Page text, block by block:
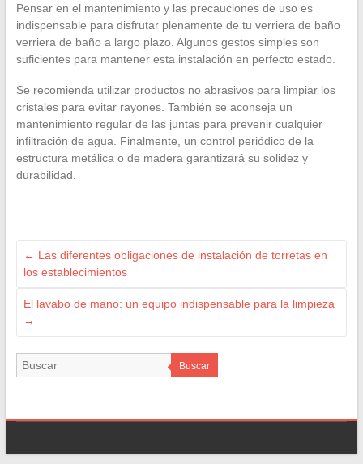
Pensar en el mantenimiento y las precauciones de uso es
indispensable para disfrutar plenamente de tu verriera de baño
verriera de baño a largo plazo. Algunos gestos simples son
suficientes para mantener esta instalación en perfecto estado.
Se recomienda utilizar productos no abrasivos para limpiar los
cristales para evitar rayones. También se aconseja un
mantenimiento regular de las juntas para prevenir cualquier
infiltración de agua. Finalmente, un control periódico de la
estructura metálica o de madera garantizará su solidez y
durabilidad.
← Las diferentes obligaciones de instalación de torretas en
los establecimientos
El lavabo de mano: un equipo indispensable para la limpieza
→
Buscar